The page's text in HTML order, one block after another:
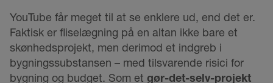
YouTube får meget til at se enklere ud, end det er.
Faktisk er fliselægning på en altan ikke bare et
skønhedsprojekt, men derimod et indgreb i
bygningssubstansen – med tilsvarende risici for
bygning og budget. Som et gør-det-selv-projekt